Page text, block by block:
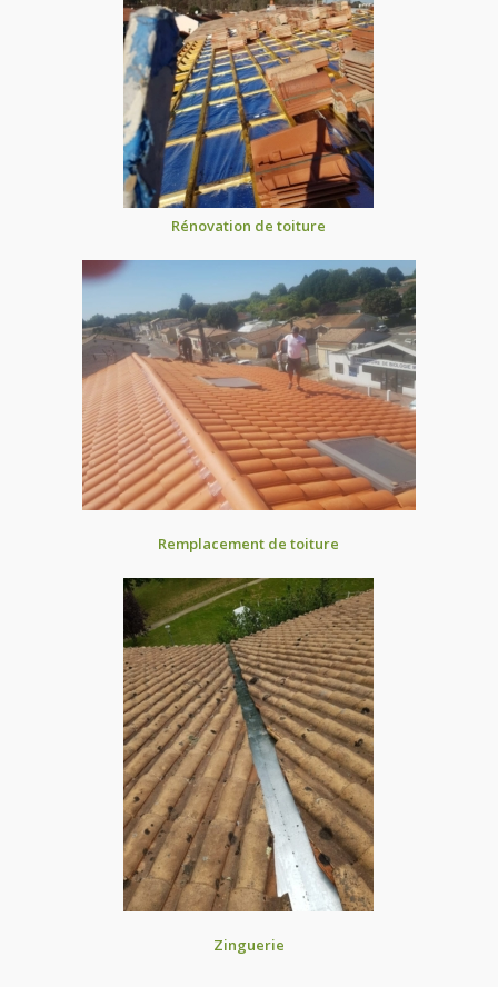
Rénovation de toiture
Remplacement de toiture
Zinguerie